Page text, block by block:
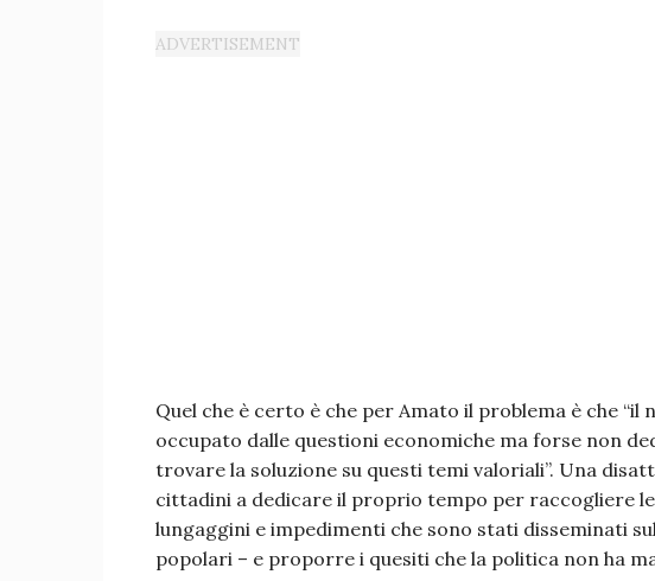
Quel che è certo è che per Amato il problema è che
occupato dalle questioni economiche ma forse non
trovare la soluzione su questi temi valoriali”. Una
cittadini a dedicare il proprio tempo per raccogliere
lungaggini e impedimenti che sono stati disseminati
popolari – e proporre i quesiti che la politica non ha